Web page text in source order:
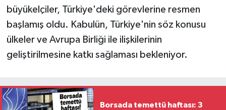
büyükelçiler, Türkiye'deki görevlerine resmen
başlamış oldu. Kabulün, Türkiye'nin söz konusu
ülkeler ve Avrupa Birliği ile ilişkilerinin
geliştirilmesine katkı sağlaması bekleniyor.
Borsada temettü haftası: 3